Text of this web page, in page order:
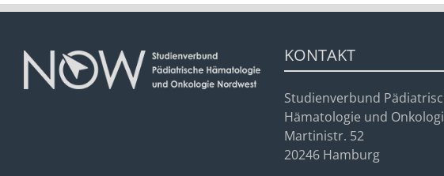
KONTAKT
Studienverbund
Hämatologie und
Martinistr. 52
20246 Hamburg